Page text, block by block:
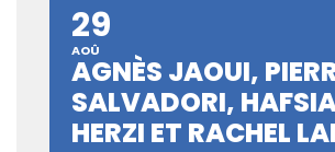
29
AOÛ
AGNÈS JAOUI,
SALVADORI,
HERZI ET RACHEL